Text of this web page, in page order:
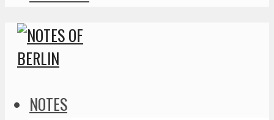
NOTES